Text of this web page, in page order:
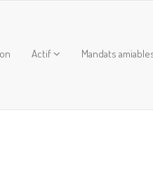
Actif Mandats